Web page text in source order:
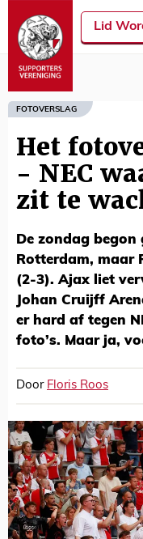
Lid
FOTOVERSLAG
Het
- NEC
zit te
De zondag
Rotterdam, maar
(2-3). Ajax liet
Johan Cruijff
er hard af tegen
foto’s. Maar ja,
Door Floris Roos